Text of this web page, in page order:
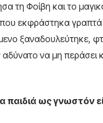
τη Φοίβη και το
εκφράστηκα
ξαναδουλεύτηκε,
να μη περάσει
παιδιά ως γνωστόν